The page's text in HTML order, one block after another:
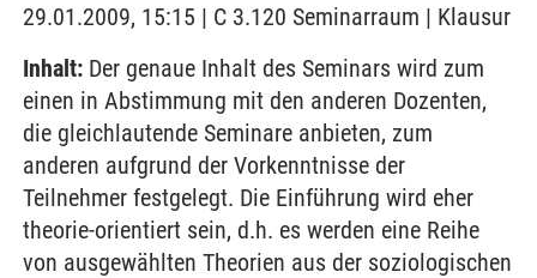
29.01.2009, 15:15 | C 3.120 Seminarraum | Klausur
Inhalt: Der genaue Inhalt des Seminars wird zum
einen in Abstimmung mit den anderen Dozenten,
die gleichlautende Seminare anbieten, zum
anderen aufgrund der Vorkenntnisse der
Teilnehmer festgelegt. Die Einführung wird eher
theorie-orientiert sein, d.h. es werden eine Reihe
von ausgewählten Theorien aus der soziologischen